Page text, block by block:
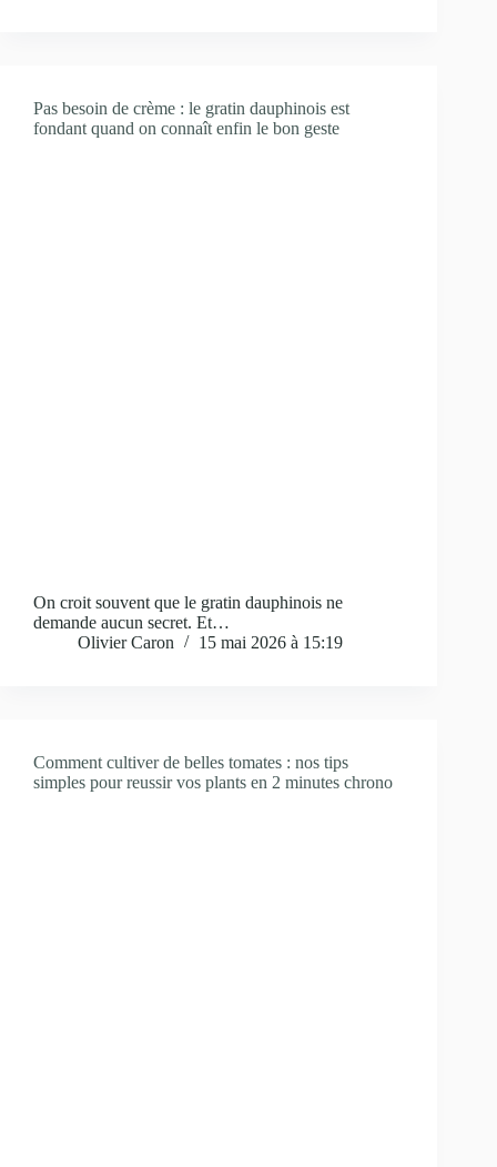
Pas besoin de crème : le gratin dauphinois est
fondant quand on connaît enfin le bon geste
On croit souvent que le gratin dauphinois ne
demande aucun secret. Et…
Olivier Caron
15 mai 2026 à 15:19
Comment cultiver de belles tomates : nos tips
simples pour reussir vos plants en 2 minutes chrono